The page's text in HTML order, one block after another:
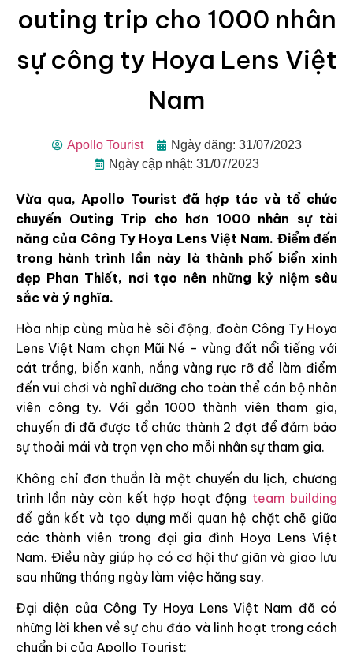
outing trip cho 1000 nhân
sự công ty Hoya Lens Việt
Nam
Apollo Tourist
Ngày đăng: 31/07/2023
Ngày cập nhật: 31/07/2023
Vừa qua, Apollo Tourist đã hợp tác và tổ chức
chuyến Outing Trip cho hơn 1000 nhân sự tài
năng của Công Ty Hoya Lens Việt Nam. Điểm đến
trong hành trình lần này là thành phố biển xinh
đẹp Phan Thiết, nơi tạo nên những kỷ niệm sâu
sắc và ý nghĩa.
Hòa nhịp cùng mùa hè sôi động, đoàn Công Ty Hoya
Lens Việt Nam chọn Mũi Né – vùng đất nổi tiếng với
cát trắng, biển xanh, nắng vàng rực rỡ để làm điểm
đến vui chơi và nghỉ dưỡng cho toàn thể cán bộ nhân
viên công ty. Với gần 1000 thành viên tham gia,
chuyến đi đã được tổ chức thành 2 đợt để đảm bảo
sự thoải mái và trọn vẹn cho mỗi nhân sự tham gia.
Không chỉ đơn thuần là một chuyến du lịch, chương
trình lần này còn kết hợp hoạt động team building
để gắn kết và tạo dựng mối quan hệ chặt chẽ giữa
các thành viên trong đại gia đình Hoya Lens Việt
Nam. Điều này giúp họ có cơ hội thư giãn và giao lưu
sau những tháng ngày làm việc hăng say.
Đại diện của Công Ty Hoya Lens Việt Nam đã có
những lời khen về sự chu đáo và linh hoạt trong cách
chuẩn bị của Apollo Tourist: